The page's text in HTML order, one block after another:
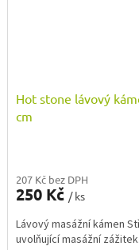
Hot stone lávový
cm
207 Kč bez DPH
250 Kč / ks
Lávový masážní kámen
uvolňující masážní zážitek.